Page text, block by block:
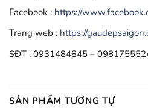
Facebook : https://
Trang web : https://
SĐT : 0931484845 –
SẢN PHẨM TƯƠNG TỰ